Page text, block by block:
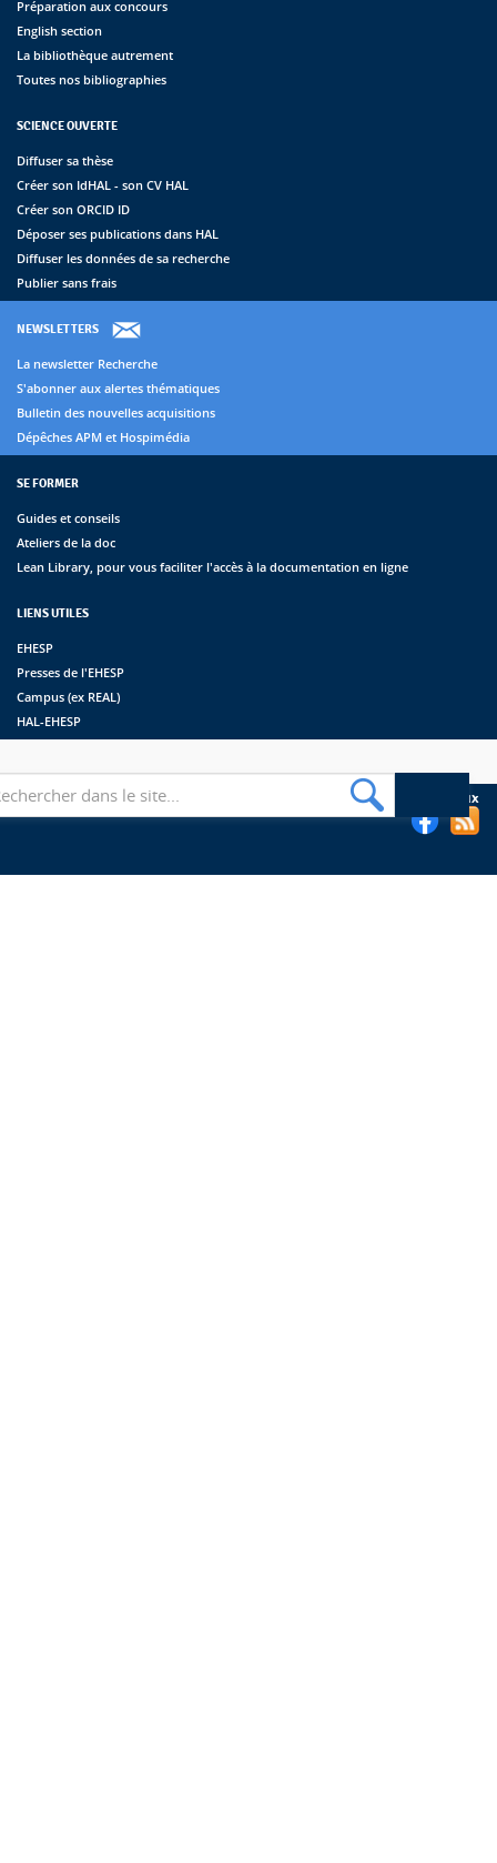
Préparation aux concours
English section
La bibliothèque autrement
Toutes nos bibliographies
SCIENCE OUVERTE
Diffuser sa thèse
Créer son IdHAL - son CV HAL
Créer son ORCID ID
Déposer ses publications dans HAL
Diffuser les données de sa recherche
Publier sans frais
NEWSLETTERS
La newsletter Recherche
S'abonner aux alertes thématiques
Bulletin des nouvelles acquisitions
Dépêches APM et Hospimédia
SE FORMER
Guides et conseils
Ateliers de la doc
Lean Library, pour vous faciliter l'accès à la documentation en ligne
LIENS UTILES
EHESP
Presses de l'EHESP
Campus (ex REAL)
HAL-EHESP
Suivez les bibliothèques de l'EHESP sur les réseaux sociaux